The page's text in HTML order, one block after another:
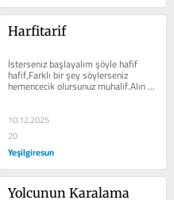
Harfitarif
İsterseniz başlayalım şöyle hafif
hafif,Farklı bir şey söylerseniz
hemencecik olursunuz muhalif.Alın
10.12.2025
20
Yeşilgiresun
Yolcunun Karalama